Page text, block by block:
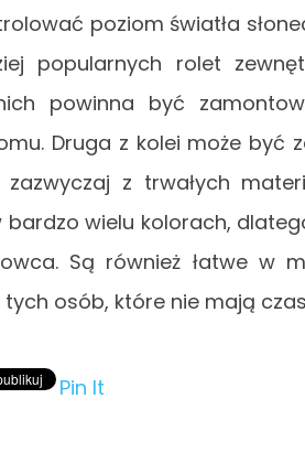
poziom światła
popularnych rolet
powinna być
Druga z kolei może być
z trwałych
bardzo wielu kolorach,
Są również łatwe w
osób, które nie mają
Pin It